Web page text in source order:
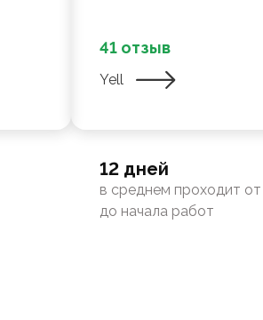
41 отзыв
Yell
12 дней
в среднем проходит от
до начала работ